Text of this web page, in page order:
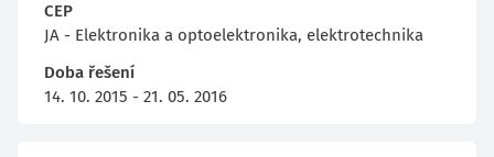
CEP
JA - Elektronika a optoelektronika, elektrotechnika
Doba řešení
14. 10. 2015 - 21. 05. 2016